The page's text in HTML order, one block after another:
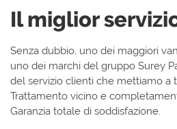
Il miglior
Senza dubbio, uno dei maggiori
uno dei marchi del gruppo Surey
del servizio clienti che mettiamo a
Trattamento vicino e
Garanzia totale di soddisfazione.